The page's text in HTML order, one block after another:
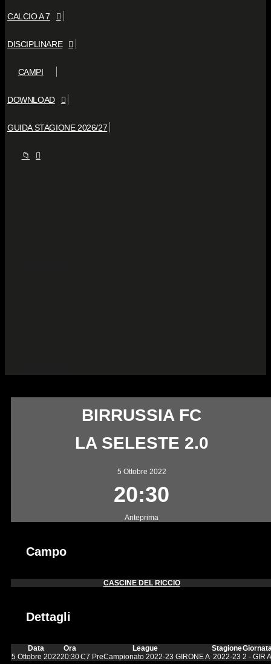
CALCIO A 7
DISCIPLINARE
CAMPI
DOWNLOAD
GUIDA STAGIONE 2026/27
📁
BIRRUSSIA FC
LA SELESTE 2.0
5 Ottobre 2022
20:30
Anteprima
Campo
CASCINE DEL RICCIO
Dettagli
Data Ora League Stagione
5 Ottobre 202220:30C7 PreCampionato 2022-23 GIRONE A 2022-23 2 - GIR A